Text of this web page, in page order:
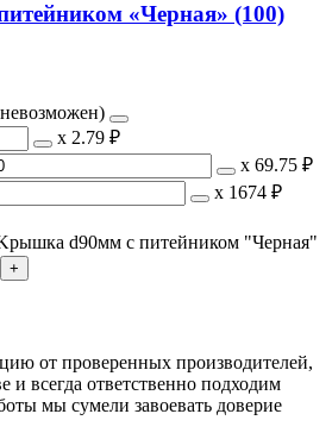
«Черная» (100)
х 2.79 ₽
х 69.75 ₽
х 1674 ₽
d90мм с питейником "Черная"
от проверенных производителей,
и всегда ответственно подходим
мы сумели завоевать доверие